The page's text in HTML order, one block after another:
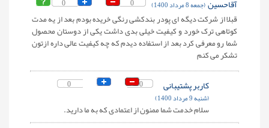
0 0 آقاحسین(جمعه 8 مرداد 1400)
قبلا از شرکت دیگه ای پودر بندکشی رنگی خریده بودم بعد از یه مدت
کوتاهی ترک خورد و کیفیت خیلی بدی داشت یکی از دوستان محصول
شما رو معرفی کرد بعد از استفاده دیدم که چه کیفیت عالی داره ازتون
تشکر می کنم
0 0 کاربر پشتیبانی
(شنبه 9 مرداد 1400)
سلام خدمت شما ممنون از اعتمادی که به ما دارید.